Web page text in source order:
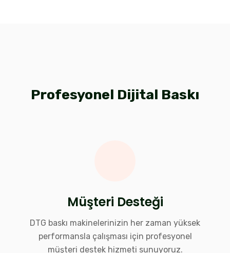
Profesyonel Dijital Baskı
Müşteri Desteği
DTG baskı makinelerinizin her zaman yüksek
performansla çalışması için profesyonel
müşteri destek hizmeti sunuyoruz.